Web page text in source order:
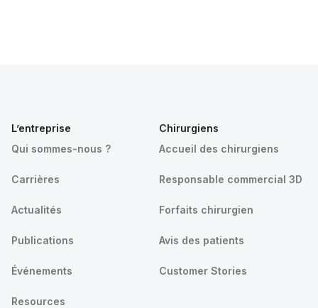
L’entreprise
Qui sommes-nous ?
Carrières
Actualités
Publications
Événements
Resources
Chirurgiens
Accueil des chirurgiens
Responsable commercial 3D
Forfaits chirurgien
Avis des patients
Customer Stories